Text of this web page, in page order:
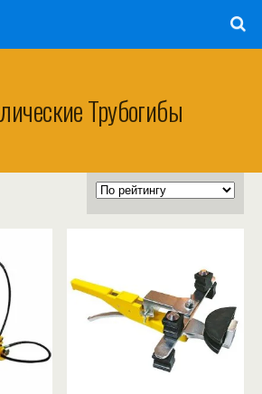
Трубогибы